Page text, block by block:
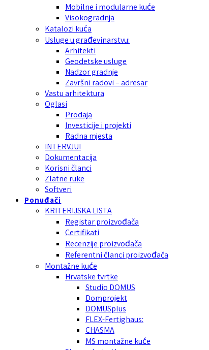
Mobilne i modularne kuće
Visokogradnja
Katalozi kuća
Usluge u građevinarstvu:
Arhitekti
Geodetske usluge
Nadzor gradnje
Završni radovi – adresar
Vastu arhitektura
Oglasi
Prodaja
Investicije i projekti
Radna mjesta
INTERVJUI
Dokumentacija
Korisni članci
Zlatne ruke
Softveri
Ponuđači
KRITERIJSKA LISTA
Registar proizvođača
Certifikati
Recenzije proizvođača
Referentni članci proizvođača
Montažne kuće
Hrvatske tvrtke
Studio DOMUS
Domprojekt
DOMUSplus
FLEX-Fertighaus:
CHASMA
MS montažne kuće